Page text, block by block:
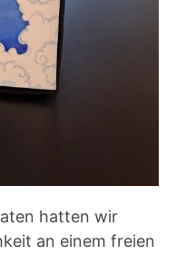
hatten wir
an einem freien